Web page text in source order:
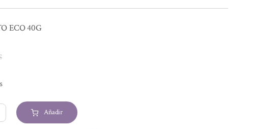
ECO 40G
El
era:
4,10 €.
El
es:
3,69 €.
Añadir